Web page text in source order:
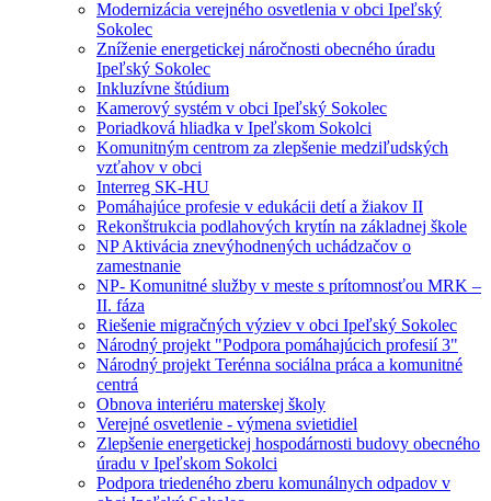
Modernizácia verejného osvetlenia v obci Ipeľský
Sokolec
Zníženie energetickej náročnosti obecného úradu
Ipeľský Sokolec
Inkluzívne štúdium
Kamerový systém v obci Ipeľský Sokolec
Poriadková hliadka v Ipeľskom Sokolci
Komunitným centrom za zlepšenie medziľudských
vzťahov v obci
Interreg SK-HU
Pomáhajúce profesie v edukácii detí a žiakov II
Rekonštrukcia podlahových krytín na základnej škole
NP Aktivácia znevýhodnených uchádzačov o
zamestnanie
NP- Komunitné služby v meste s prítomnosťou MRK –
II. fáza
Riešenie migračných výziev v obci Ipeľský Sokolec
Národný projekt "Podpora pomáhajúcich profesií 3"
Národný projekt Terénna sociálna práca a komunitné
centrá
Obnova interiéru materskej školy
Verejné osvetlenie - výmena svietidiel
Zlepšenie energetickej hospodárnosti budovy obecného
úradu v Ipeľskom Sokolci
Podpora triedeného zberu komunálnych odpadov v